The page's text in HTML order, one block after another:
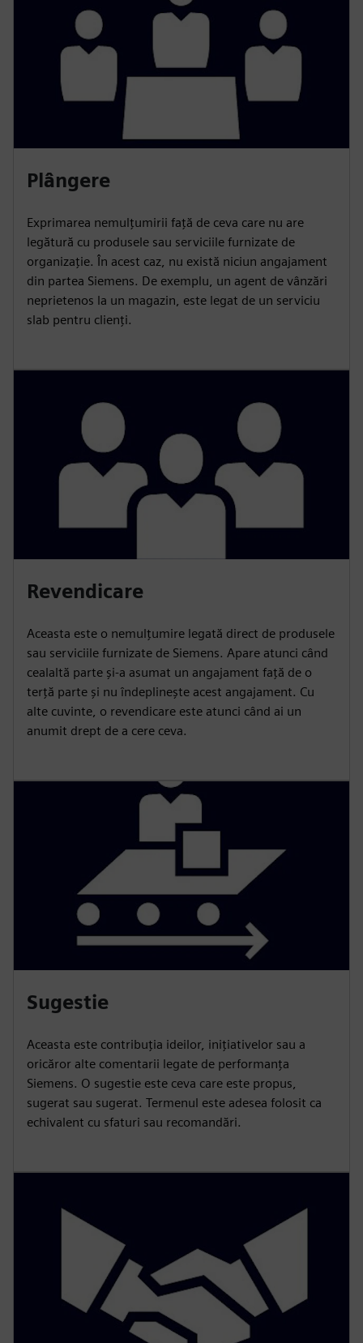
Plângere
Exprimarea nemulțumirii față de ceva care nu are
legătură cu produsele sau serviciile furnizate de
organizație. În acest caz, nu există niciun angajament
din partea Siemens. De exemplu, un agent de vânzări
neprietenos la un magazin, este legat de un serviciu
slab pentru clienți.
Revendicare
Aceasta este o nemulțumire legată direct de produsele
sau serviciile furnizate de Siemens. Apare atunci când
cealaltă parte și-a asumat un angajament față de o
terță parte și nu îndeplinește acest angajament. Cu
alte cuvinte, o revendicare este atunci când ai un
anumit drept de a cere ceva.
Sugestie
Aceasta este contribuția ideilor, inițiativelor sau a
oricăror alte comentarii legate de performanța
Siemens. O sugestie este ceva care este propus,
sugerat sau sugerat. Termenul este adesea folosit ca
echivalent cu sfaturi sau recomandări.